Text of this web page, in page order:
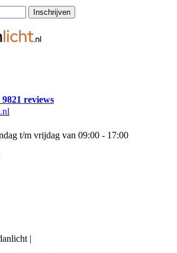
Inschrijven
9821 reviews
t/m vrijdag van 09:00 - 17:00
|